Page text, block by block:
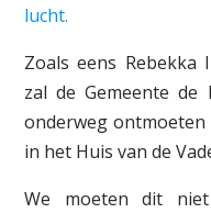
lucht.
Zoals eens Rebekka
zal de Gemeente de
onderweg
in het Huis van de
We moeten dit